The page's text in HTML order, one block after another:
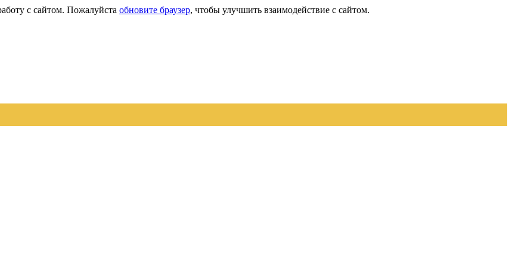
с сайтом. Пожалуйста обновите браузер, чтобы улучшить взаимодействие с сайтом.